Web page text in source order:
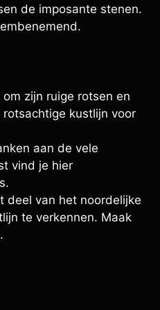
de imposante stenen.
zijn ruige rotsen en
kustlijn voor
aan de vele
vind je hier
deel van het noordelijke
te verkennen. Maak